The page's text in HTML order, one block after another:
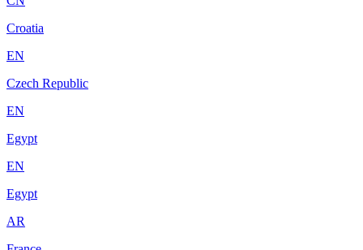
Croatia
EN
Czech Republic
EN
Egypt
EN
Egypt
AR